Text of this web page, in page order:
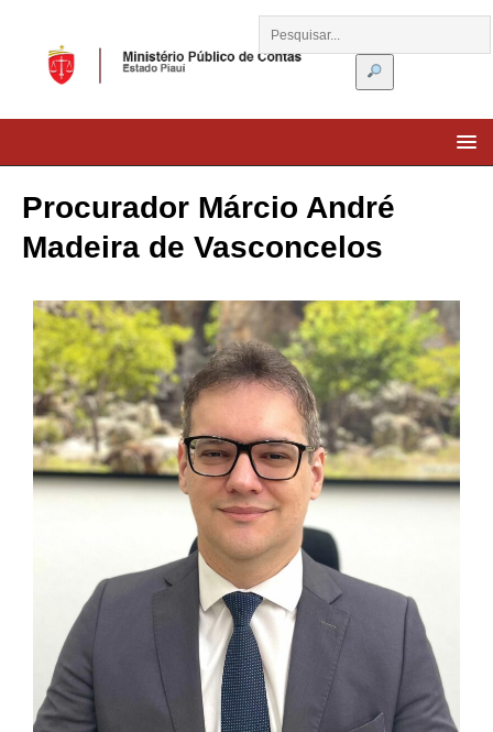
Procurador Márcio André
Madeira de Vasconcelos